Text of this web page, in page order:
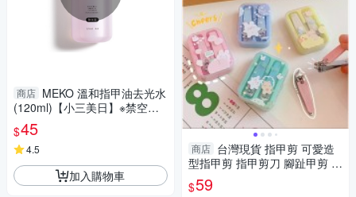
商店 MEKO 溫和指甲油去光水
(120ml)【小三美日】※禁空運
D258015
$45
4.5
加入購物車
商店 台灣現貨 指甲剪 可愛造
型指甲剪 指甲剪刀 腳趾甲剪 美
甲工具 指甲剪兩件套
$59